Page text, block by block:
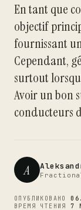
En tant que
objectif
fournissant
Cependant,
surtout
Avoir un bon
conducteurs
A
ОПУБЛИКОВАНО
ВРЕМЯ ЧТЕНИЯ7